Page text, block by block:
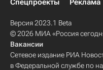
Спецпроекты
Реклама
Версия 2023.1 Beta
© 2026 МИА «Россия
Вакансии
Сетевое издание РИА
в Федеральной службе по